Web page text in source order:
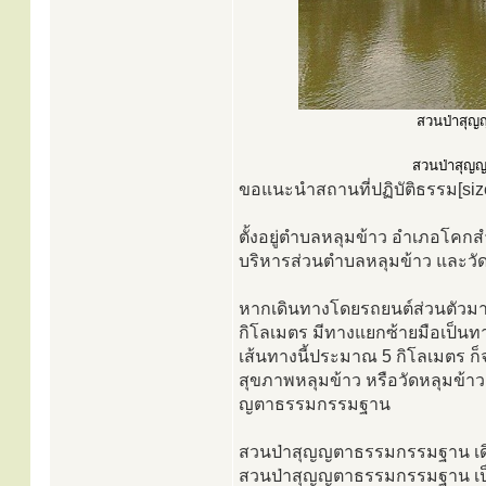
สวนป่าสุญ
สวนป่าสุญญ
ขอแนะนำสถานที่ปฏิบัติธรรม
ตั้งอยู่ตำบลหลุมข้าว อำเภอโคก
บริหารส่วนตำบลหลุมข้าว และวั
หากเดินทางโดยรถยนต์ส่วนตัว
กิโลเมตร มีทางแยกซ้ายมือเป็น
เส้นทางนี้ประมาณ 5 กิโลเมตร
สุขภาพหลุมข้าว หรือวัดหลุมข้าว
ญตาธรรมกรรมฐาน
สวนป่าสุญญตาธรรมกรรมฐาน เ
สวนป่าสุญญตาธรรมกรรมฐาน